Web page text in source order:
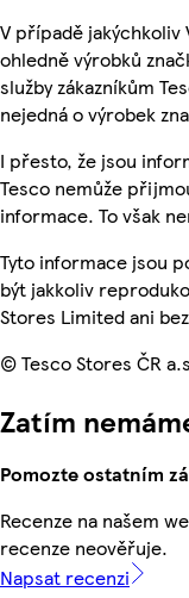
V případě jakýchkoliv
ohledně výrobků
služby zákazníkům
nejedná o výrobek
I přesto, že jsou
Tesco nemůže
informace. To však
Tyto informace jsou
být jakkoliv
Stores Limited ani
© Tesco Stores ČR
Zatím
Pomozte ostatním
Recenze na našem
recenze neověřuje.
Napsat recenzi